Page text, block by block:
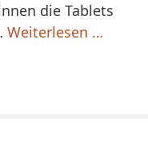
die Tablets
Weiterlesen …